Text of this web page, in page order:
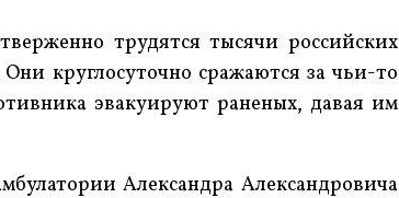
трудятся тысячи российских
круглосуточно сражаются за чьи-то
эвакуируют раненых, давая им
Александра Александровича